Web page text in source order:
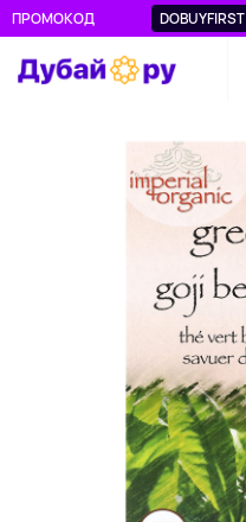
ПРОМОКОД DOBUYFIRST